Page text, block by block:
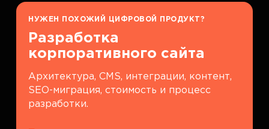
НУЖЕН ПОХОЖИЙ ЦИФРОВОЙ ПРОДУКТ?
Разработка
корпоративного сайта
Архитектура, CMS, интеграции, контент,
SEO-миграция, стоимость и процесс
разработки.